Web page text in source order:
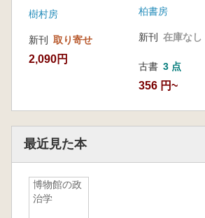
樹村房
新刊 取り寄せ
2,090円
柏書房
新刊 在庫なし
古書 3 点
356 円~
最近見た本
博物館の政
治学